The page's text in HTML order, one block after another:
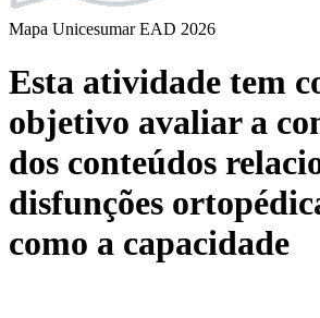
Mapa Unicesumar EAD 2026
Esta atividade tem
objetivo avaliar a
dos conteúdos
disfunções
como a capacidade